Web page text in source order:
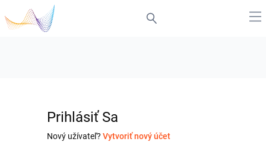
Prihlásiť Sa
Nový užívateľ? Vytvoriť nový účet